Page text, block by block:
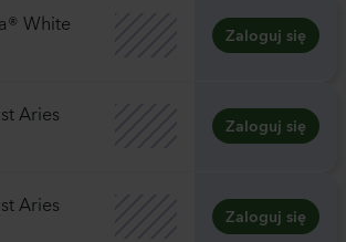
White
Zaloguj się
Aries
Zaloguj się
Aries
Zaloguj się